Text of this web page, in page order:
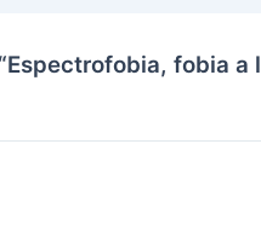
fobia a